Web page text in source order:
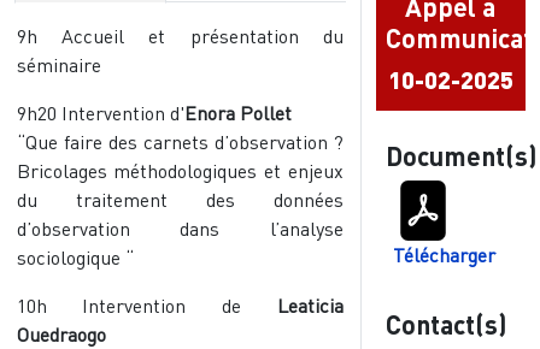
9h Accueil et présentation du
séminaire
9h20 Intervention d'Enora Pollet
“Que faire des carnets d’observation ?
Bricolages méthodologiques et enjeux
du traitement des données
d’observation dans l’analyse
sociologique “
10h Intervention de Leaticia
Ouedraogo
10-02-2025
Document(s)
Télécharger
Contact(s)